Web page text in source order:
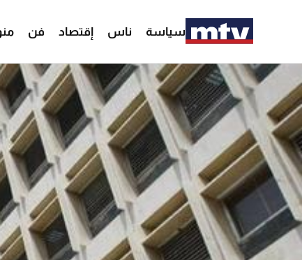
سياسة ناس إقتصاد فن